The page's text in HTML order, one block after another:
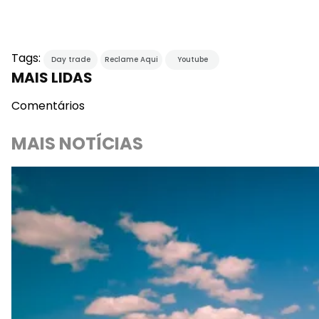
Tags: Day trade Reclame Aqui Youtube
MAIS LIDAS
Comentários
MAIS NOTÍCIAS